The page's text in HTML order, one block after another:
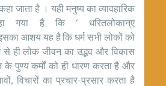
जाता है । यही मनुष्य का व्यावहारिक
गया है कि ‘ धरितलोकान्ए
इसका आशय यह है कि धर्म सभी लोकों को
से ही लोक जीवन का उद्भव और विकास
के पुण्य कर्मों को ही धारण करता है और
विचारों का प्रचार-प्रसार करता है